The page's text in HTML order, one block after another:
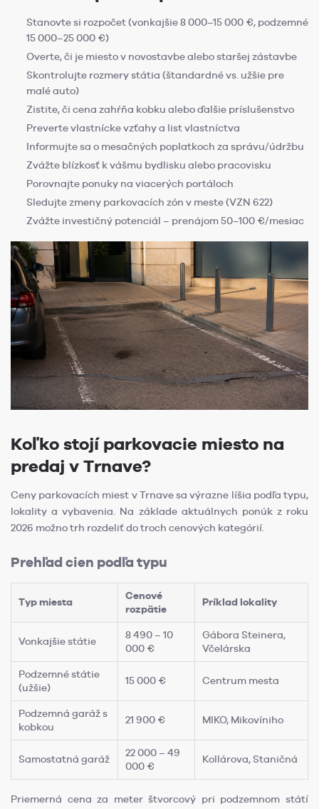
Stanovte si rozpočet (vonkajšie 8 000–15 000 €, podzemné
15 000–25 000 €)
Overte, či je miesto v novostavbe alebo staršej zástavbe
Skontrolujte rozmery státia (štandardné vs. užšie pre
malé auto)
Zistite, či cena zahŕňa kobku alebo ďalšie príslušenstvo
Preverte vlastnícke vzťahy a list vlastníctva
Informujte sa o mesačných poplatkoch za správu/údržbu
Zvážte blízkosť k vášmu bydlisku alebo pracovisku
Porovnajte ponuky na viacerých portáloch
Sledujte zmeny parkovacích zón v meste (VZN 622)
Zvážte investičný potenciál – prenájom 50–100 €/mesiac
Koľko stojí parkovacie miesto na
predaj v Trnave?
Ceny parkovacích miest v Trnave sa výrazne líšia podľa typu,
lokality a vybavenia. Na základe aktuálnych ponúk z roku
2026 možno trh rozdeliť do troch cenových kategórií.
Prehľad cien podľa typu
Typ miesta
Cenové
rozpätie
Príklad lokality
Vonkajšie státie
8 490 – 10
000 €
Gábora Steinera,
Včelárska
Podzemné státie
(užšie)
15 000 € Centrum mesta
Podzemná garáž s
kobkou
21 900 € MIKO, Mikovíniho
Samostatná garáž
22 000 – 49
000 €
Kollárova, Staničná
Priemerná cena za meter štvorcový pri podzemnom státí